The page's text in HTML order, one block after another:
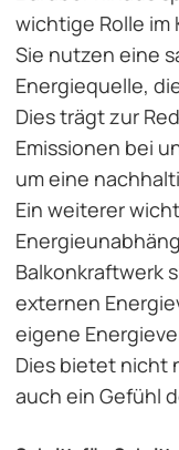
wichtige Rolle im
Sie nutzen eine
Energiequelle,
Dies trägt zur
Emissionen bei
um eine
Ein weiterer
Balkonkraftwerk
externen
eigene
Dies bietet nicht
auch ein Gefühl